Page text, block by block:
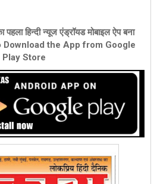
हिन्दी न्यूज एंड्रॉयड मोबाइल ऐप बना
the App from Google
Play Store